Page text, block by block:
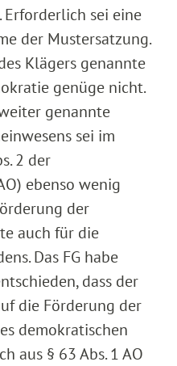
sei eine
der Mustersatzung.
Klägers genannte
genüge nicht.
genannte
sei im
2 der
ebenso wenig
der
auch für die
Das FG habe
dass der
die Förderung der
demokratischen
aus § 63 Abs. 1 AO